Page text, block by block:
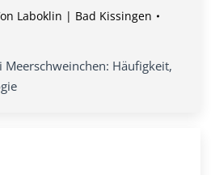
Laboklin | Bad Kissingen
Häufigkeit,